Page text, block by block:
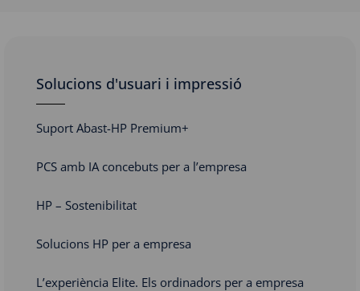
Solucions d'usuari i impressió
Suport Abast-HP Premium+
PCS amb IA concebuts per a l’empresa
HP – Sostenibilitat
Solucions HP per a empresa
L’experiència Elite. Els ordinadors per a empresa